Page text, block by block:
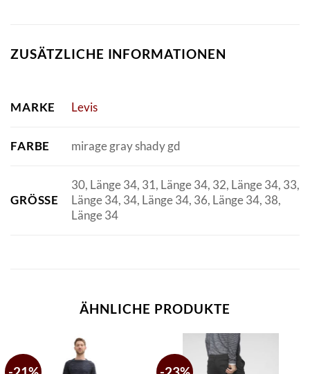
ZUSÄTZLICHE INFORMATIONEN
MARKE Levis
FARBE mirage gray shady gd
GRÖSSE
30, Länge 34, 31, Länge 34, 32, Länge 34, 33,
Länge 34, 34, Länge 34, 36, Länge 34, 38,
Länge 34
ÄHNLICHE PRODUKTE